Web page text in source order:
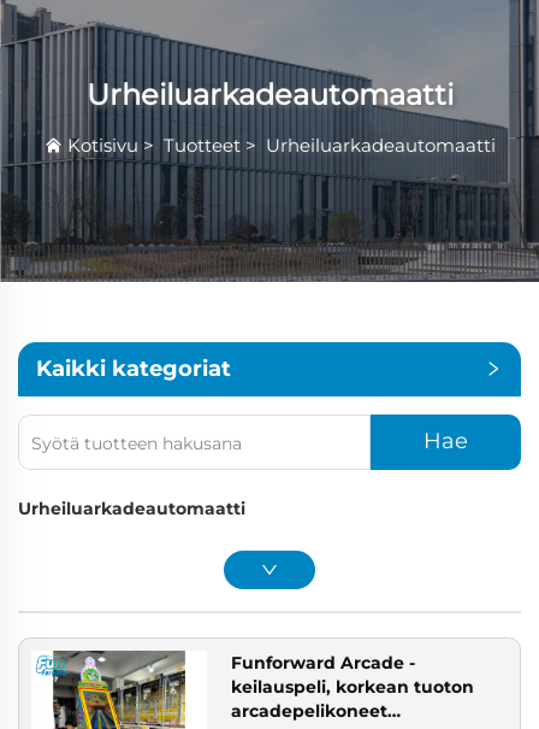
Urheiluarkadeautomaatti
Kotisivu > Tuotteet> Urheiluarkadeautomaatti
Kaikki kategoriat
Hae
Urheiluarkadeautomaatti
Funforward Arcade -
keilauspeli, korkean tuoton
arcadepelikoneet